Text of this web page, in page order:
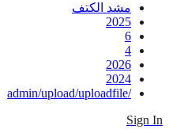
مشد الكتف
2025
6
4
2026
2024
/admin/upload/uploadfile
Sign In